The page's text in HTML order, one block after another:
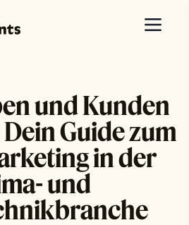
und Kunden
Guide zum
in der
und